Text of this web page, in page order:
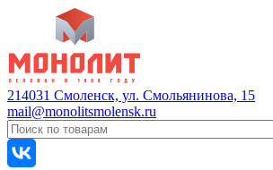
214031 Смоленск, ул. Смольянинова, 15
mail@monolitsmolensk.ru